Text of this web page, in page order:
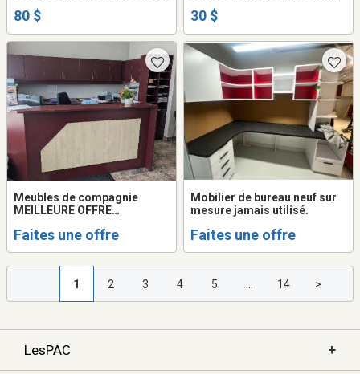
dégagée
80 $ 30 $
Meubles de compagnie
MEILLEURE OFFRE
Faites une offre
Mobilier de bureau neuf sur
mesure jamais utilisé.
Faites une offre
1 2 3 4 5 14 >
LesPAC +